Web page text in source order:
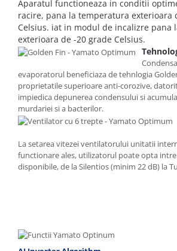
Aparatul functioneaza in conditii
racire, pana la temperatura exterioara
Celsius. iat in modul de incalizre pana
exterioara de -20 grade Celsius.
evaporatorul beneficiaza de tehnlogia
proprietatile superioare anti-corozive,
impiedica depunerea condensului si
murdariei si a bacterilor.
La setarea vitezei ventilatorului unitatii
functionare ales, utilizatorul poate opta intre
disponibile, de la Silentios (minim 22 dB) la